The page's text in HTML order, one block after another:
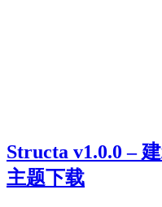
Structa v1.0.0 –
主题下载